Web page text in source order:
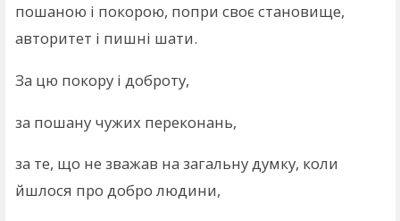
пошаною і покорою, попри своє становище,
авторитет і пишні шати.
За цю покору і доброту,
за пошану чужих переконань,
за те, що не зважав на загальну думку, коли
йшлося про добро людини,